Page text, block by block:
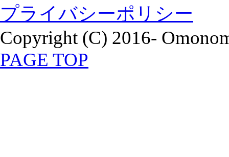
プライバシーポリシー
Copyright (C) 2016-
PAGE TOP